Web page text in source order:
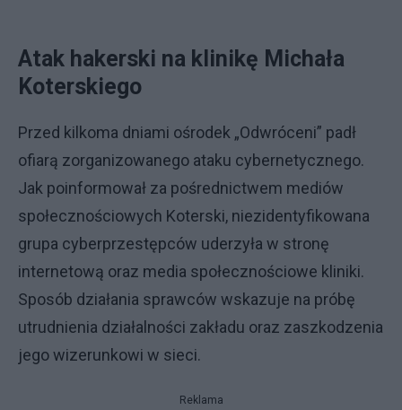
Atak hakerski na klinikę Michała
Koterskiego
Przed kilkoma dniami ośrodek „Odwróceni” padł
ofiarą zorganizowanego ataku cybernetycznego.
Jak poinformował za pośrednictwem mediów
społecznościowych Koterski, niezidentyfikowana
grupa cyberprzestępców uderzyła w stronę
internetową oraz media społecznościowe kliniki.
Sposób działania sprawców wskazuje na próbę
utrudnienia działalności zakładu oraz zaszkodzenia
jego wizerunkowi w sieci.
Reklama